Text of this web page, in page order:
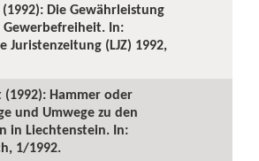
Die Gewährleistung
In:
Juristenzeitung (LJZ) 1992,
Hammer oder
und Umwege zu den
in Liechtenstein. In:
1/1992.